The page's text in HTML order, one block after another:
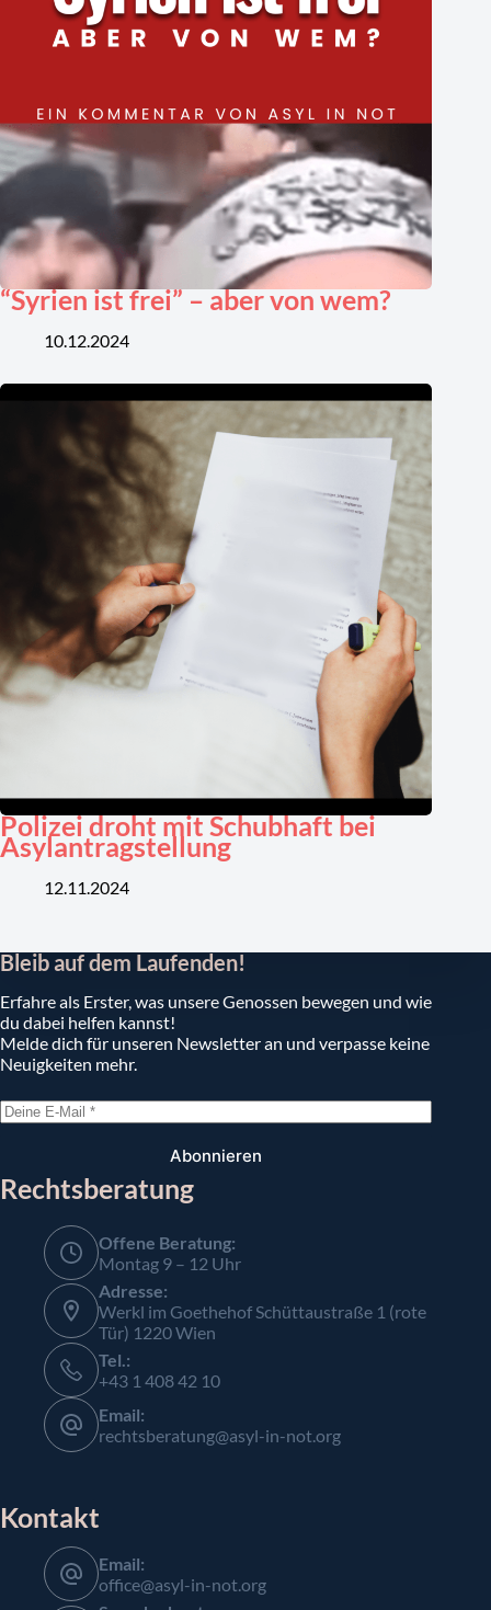
“Syrien ist frei” – aber von wem?
10.12.2024
Polizei droht mit Schubhaft bei
Asylantragstellung
12.11.2024
Bleib auf dem Laufenden!
Erfahre als Erster, was unsere Genossen bewegen und wie
du dabei helfen kannst!
Melde dich für unseren Newsletter an und verpasse keine
Neuigkeiten mehr.
Abonnieren
Rechtsberatung
Offene Beratung:
Montag 9 – 12 Uhr
Adresse:
Werkl im Goethehof Schüttaustraße 1 (rote
Tür) 1220 Wien
Tel.:
+43 1 408 42 10
Email:
rechtsberatung@asyl-in-not.org
Kontakt
Email:
office@asyl-in-not.org